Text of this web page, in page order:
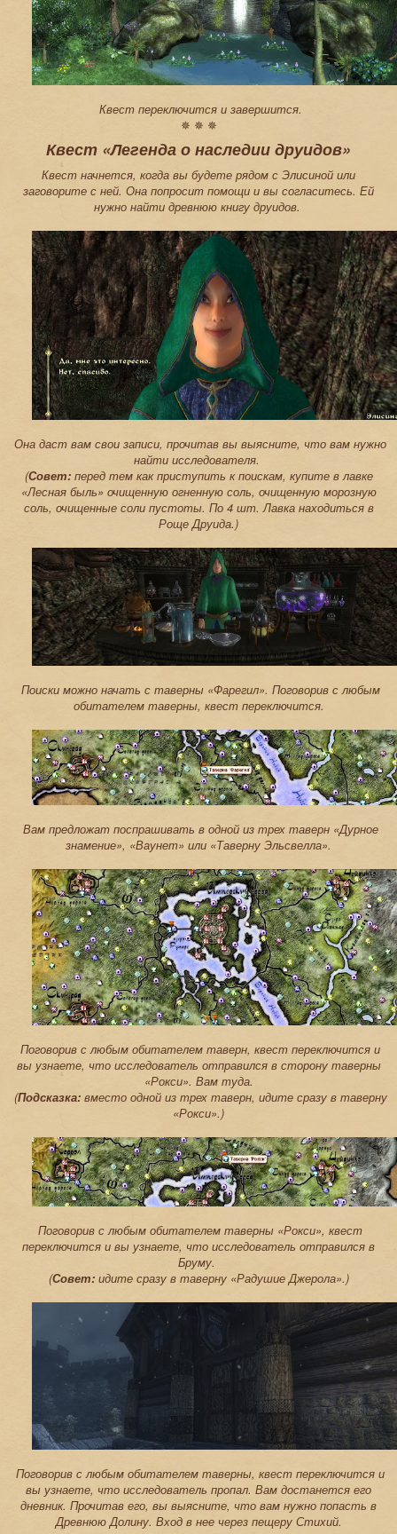
Квест переключится и завершится.
✵ ✵ ✵
Квест «Легенда о наследии друидов»
Квест начнется, когда вы будете рядом с Элисиной или
заговорите с ней. Она попросит помощи и вы согласитесь. Ей
нужно найти древнюю книгу друидов.
Она даст вам свои записи, прочитав вы выясните, что вам нужно
найти исследователя.
(Совет:перед тем как приступить к поискам, купите в лавке
«Лесная быль» очищенную огненную соль, очищенную морозную
соль, очищенные соли пустоты. По 4 шт. Лавка находиться в
Роще Друида.)
Поиски можно начать с таверны «Фарегил». Поговорив с любым
обитателем таверны, квест переключится.
Вам предложат поспрашивать в одной из трех таверн «Дурное
знамение», «Ваунет» или «Таверну Эльсвелла».
Поговорив с любым обитателем таверн, квест переключится и
вы узнаете, что исследователь отправился в сторону таверны
«Рокси». Вам туда.
(Подсказка:вместо одной из трех таверн, идите сразу в таверну
«Рокси».)
Поговорив с любым обитателем таверны «Рокси», квест
переключится и вы узнаете, что исследователь отправился в
Бруму.
(Совет:идите сразу в таверну «Радушие Джерола».)
Поговорив с любым обитателем таверны, квест переключится и
вы узнаете, что исследователь пропал. Вам достанется его
дневник. Прочитав его, вы выясните, что вам нужно попасть в
Древнюю Долину. Вход в нее через пещеру Стихий.